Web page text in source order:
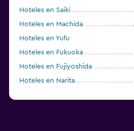
Hoteles en Saiki
Hoteles en Machida
Hoteles en Yufu
Hoteles en Fukuoka
Hoteles en Fujiyoshida
Hoteles en Narita